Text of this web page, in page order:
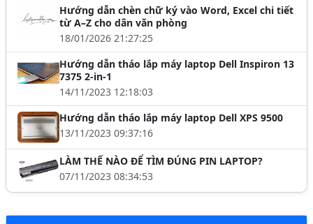
Hướng dẫn chèn chữ ký vào Word, Excel chi tiết
từ A–Z cho dân văn phòng
18/01/2026 21:27:25
Hướng dẫn tháo lắp máy laptop Dell Inspiron 13
7375 2-in-1
14/11/2023 12:18:03
Hướng dẫn tháo lắp máy laptop Dell XPS 9500
13/11/2023 09:37:16
LÀM THẾ NÀO ĐỂ TÌM ĐÚNG PIN LAPTOP?
07/11/2023 08:34:53